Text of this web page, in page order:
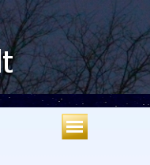
überspringen